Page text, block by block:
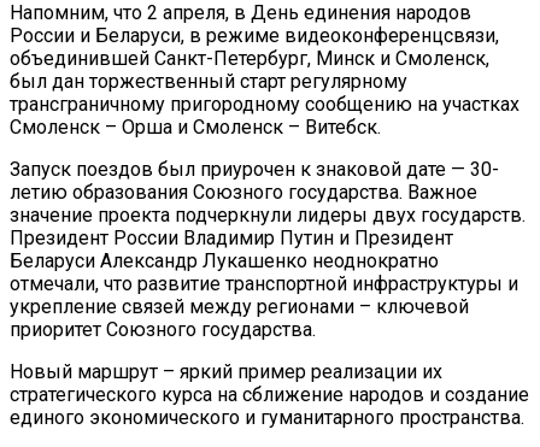
Напомним, что 2 апреля, в День единения народов
России и Беларуси, в режиме видеоконференцсвязи,
объединившей Санкт-Петербург, Минск и Смоленск,
был дан торжественный старт регулярному
трансграничному пригородному сообщению на участках
Смоленск – Орша и Смоленск – Витебск.
Запуск поездов был приурочен к знаковой дате — 30-
летию образования Союзного государства. Важное
значение проекта подчеркнули лидеры двух государств.
Президент России Владимир Путин и Президент
Беларуси Александр Лукашенко неоднократно
отмечали, что развитие транспортной инфраструктуры и
укрепление связей между регионами – ключевой
приоритет Союзного государства.
Новый маршрут – яркий пример реализации их
стратегического курса на сближение народов и создание
единого экономического и гуманитарного пространства.